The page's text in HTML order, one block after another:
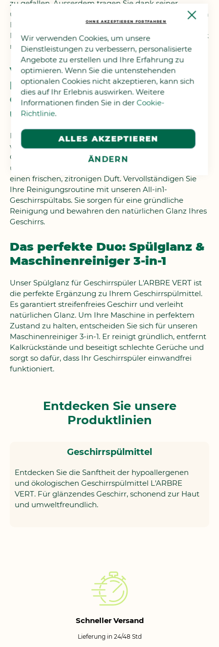
Close
Wir verwenden Cookies, um unsere
Dienstleistungen zu verbessern, personalisierte
Angebote zu erstellen und Ihre Erfahrung zu
optimieren. Wenn Sie die untenstehenden
optionalen Cookies nicht akzeptieren, kann sich
dies auf Ihr Erlebnis auswirken. Weitere
Informationen finden Sie in der Cookie-
Richtlinie.
ALLES AKZEPTIEREN
ÄNDERN
OHNE AKZEPTIEREN FORTFAHREN
zu gefallen. Ausserdem tragen Sie dank seiner
umweltfreundlichen Formel mit jedem Spülgang zum
Erhalt unseres Planeten bei. Denken Sie an unsere
Nachfüllpackung, um Ihren ökologischen Fussabdruck
noch weiter zu verringern.
Verlängerte Frische :
Erfrischendes
Geschirrspülmaschinen-Deo
und Geschirrspültabs All-in1
Für einen Geschirrspüler, der von Sauberkeit strahlt,
wählen Sie unser erfrischendes
Geschirrspülmaschinen-Deo. Es beseitigt effektiv
unerwünschte Gerüche und verbreitet wochenlang
einen frischen, zitronigen Duft. Vervollständigen Sie
Ihre Reinigungsroutine mit unseren All-in1-
Geschirrspültabs. Sie sorgen für eine gründliche
Reinigung und bewahren den natürlichen Glanz Ihres
Geschirrs.
Das perfekte Duo: Spülglanz &
Maschinenreiniger 3-in-1
Unser Spülglanz für Geschirrspüler L'ARBRE VERT ist
die perfekte Ergänzung zu Ihrem Geschirrspülmittel.
Es garantiert streifenfreies Geschirr und verleiht
natürlichen Glanz. Um Ihre Maschine in perfektem
Zustand zu halten, entscheiden Sie sich für unseren
Maschinenreiniger 3-in-1. Er reinigt gründlich, entfernt
Kalkrückstände und beseitigt schlechte Gerüche und
sorgt so dafür, dass Ihr Geschirrspüler einwandfrei
funktioniert.
Entdecken Sie unsere
Produktlinien
Geschirrspülmittel
Entdecken Sie die Sanftheit der hypoallergenen
und ökologischen Geschirrspülmittel L'ARBRE
VERT. Für glänzendes Geschirr, schonend zur Haut
und umweltfreundlich.
Schneller Versand
Lieferung in 24/48 Std